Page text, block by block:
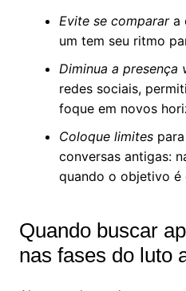
Evite se comparara
um tem seu ritmo
Diminua a presença
redes sociais,
foque em novos
Coloque limitespara
conversas antigas:
quando o objetivo é
Quando buscar
nas fases do luto